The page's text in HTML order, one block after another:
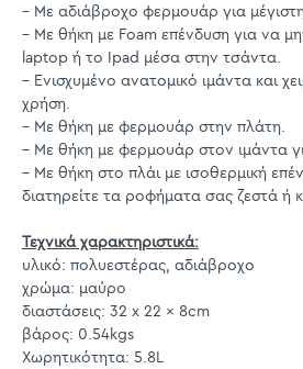
– Με αδιάβροχο φερμουάρ για
– Με θήκη με Foam επένδυση για να
laptop ή το Ipad μέσα στην τσάντα.
– Ενισχυμένο ανατομικό ιμάντα και
χρήση.
– Με θήκη με φερμουάρ στην πλάτη.
– Με θήκη με φερμουάρ στον ιμάντα
– Με θήκη στο πλάι με ισοθερμική
διατηρείτε τα ροφήματα σας ζεστά ή
Τεχνικά χαρακτηριστικά:
υλικό: πολυεστέρας, αδιάβροχο
χρώμα: μαύρο
διαστάσεις: 32 x 22 x 8cm
βάρος: 0.54kgs
Χωρητικότητα: 5.8L